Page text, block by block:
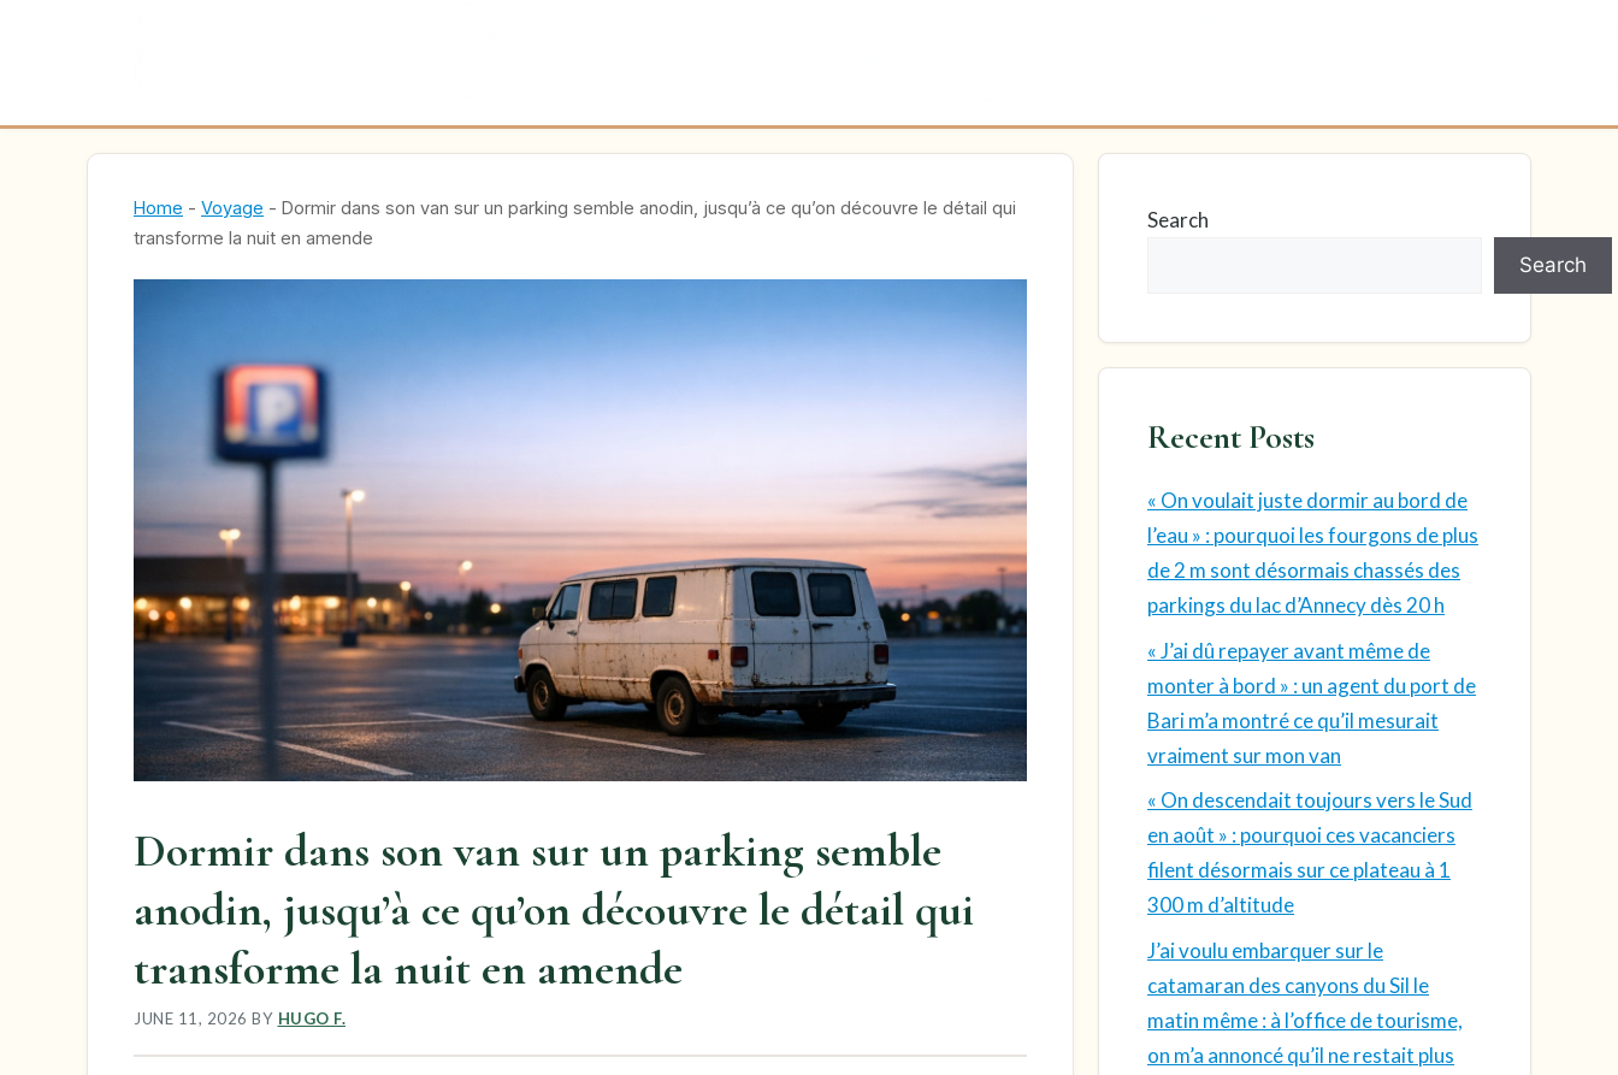
Home - Voyage - Dormir dans son van sur un parking semble anodin, jusqu’à ce qu’on découvre le détail qui
transforme la nuit en amende
Dormir dans son van sur un parking semble
anodin, jusqu’à ce qu’on découvre le détail qui
transforme la nuit en amende
JUNE 11, 2026 BY HUGO F.
Search
Search
Recent Posts
« On voulait juste dormir au bord de
l’eau » : pourquoi les fourgons de plus
de 2 m sont désormais chassés des
parkings du lac d’Annecy dès 20 h
« J’ai dû repayer avant même de
monter à bord » : un agent du port de
Bari m’a montré ce qu’il mesurait
vraiment sur mon van
« On descendait toujours vers le Sud
en août » : pourquoi ces vacanciers
filent désormais sur ce plateau à 1
300 m d’altitude
J’ai voulu embarquer sur le
catamaran des canyons du Sil le
matin même : à l’office de tourisme,
on m’a annoncé qu’il ne restait plus